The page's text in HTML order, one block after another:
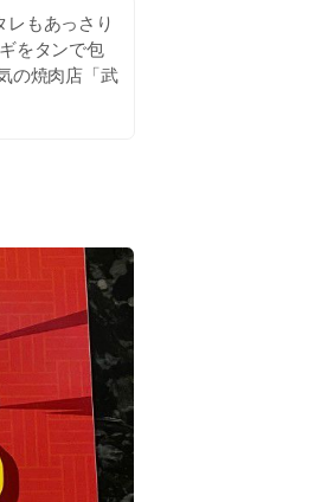
もあっさり
をタンで包
の焼肉店「武